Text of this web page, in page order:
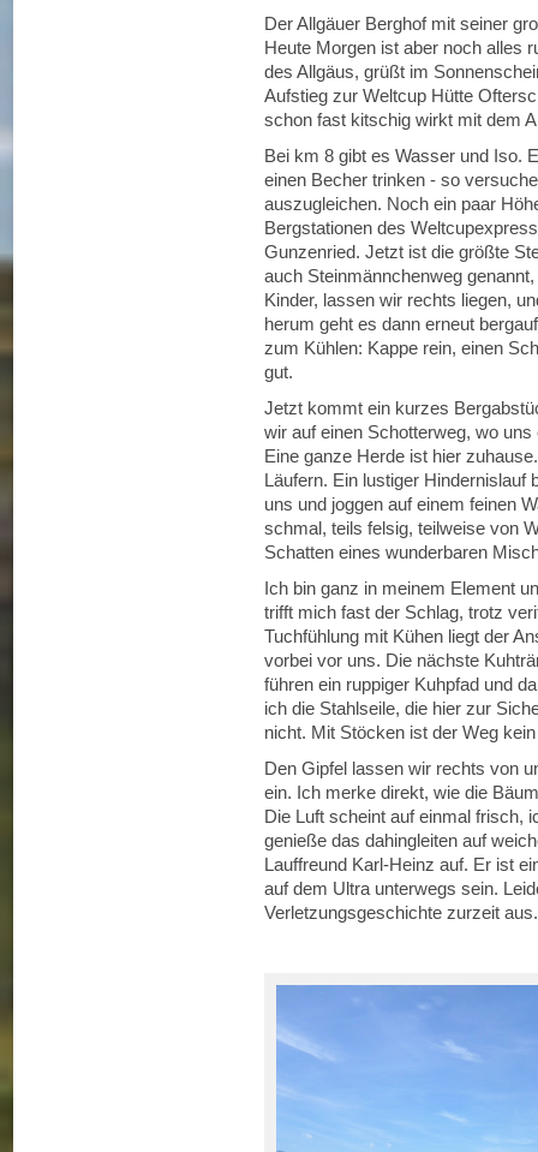
Der Allgäuer Berghof mit seiner
Heute Morgen ist aber noch alles
des Allgäus, grüßt im
Aufstieg zur Weltcup Hütte
schon fast kitschig wirkt mit dem
Bei km 8 gibt es Wasser und Iso.
einen Becher trinken - so
auszugleichen. Noch ein paar
Bergstationen des
Gunzenried. Jetzt ist die größte
auch Steinmännchenweg
Kinder, lassen wir rechts liegen,
herum geht es dann erneut
zum Kühlen: Kappe rein, einen
gut.
Jetzt kommt ein kurzes
wir auf einen Schotterweg, wo
Eine ganze Herde ist hier
Läufern. Ein lustiger Hindernislauf
uns und joggen auf einem feinen
schmal, teils felsig, teilweise von
Schatten eines wunderbaren
Ich bin ganz in meinem Element
trifft mich fast der Schlag, trotz
Tuchfühlung mit Kühen liegt der
vorbei vor uns. Die nächste
führen ein ruppiger Kuhpfad und
ich die Stahlseile, die hier zur
nicht. Mit Stöcken ist der Weg
Den Gipfel lassen wir rechts von
ein. Ich merke direkt, wie die
Die Luft scheint auf einmal frisch,
genieße das dahingleiten auf
Lauffreund Karl-Heinz auf. Er ist
auf dem Ultra unterwegs sein.
Verletzungsgeschichte zurzeit aus.